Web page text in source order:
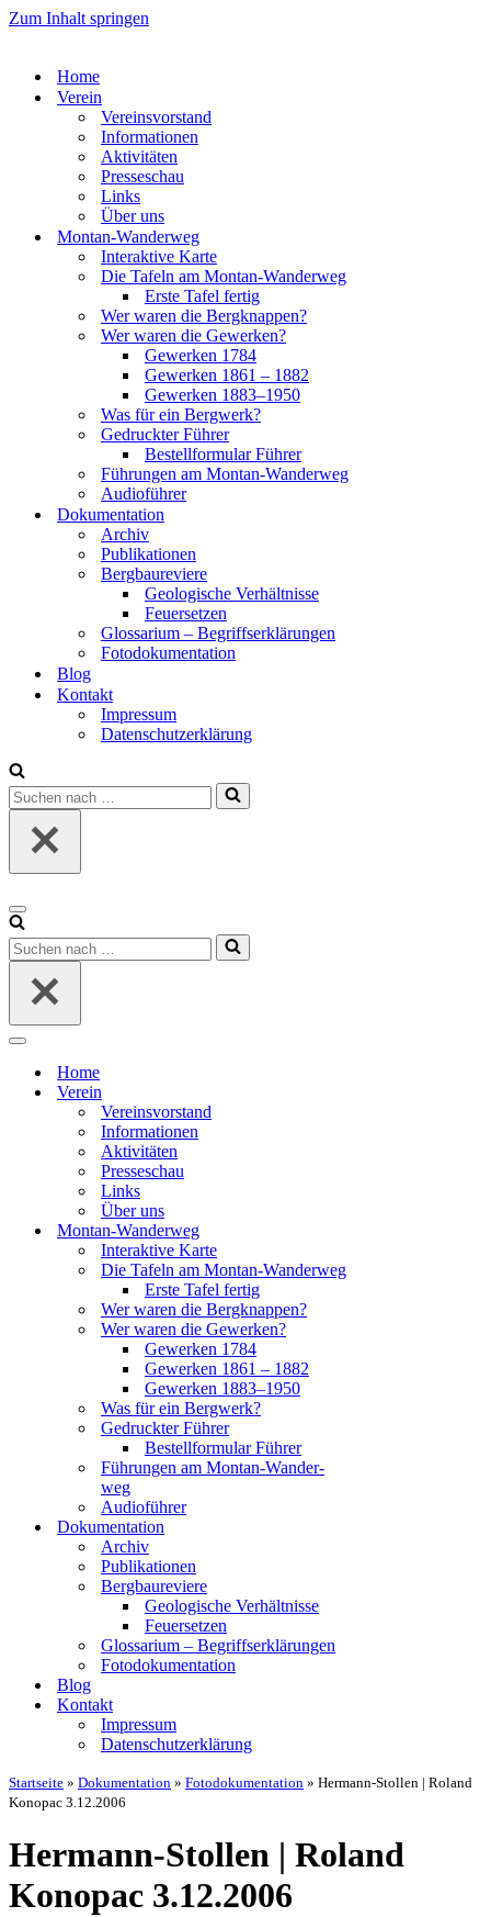
Zum Inhalt springen
Home
Ver­ein
Ver­eins­vor­stand
Infor­ma­tio­nen
Akti­vi­tä­ten
Pres­se­schau
Links
Über uns
Mon­­tan-Wan­­der­­weg
Inter­ak­ti­ve Kar­te
Die Tafeln am Mon­­tan-Wan­­der­­weg
Ers­te Tafel fer­tig
Wer waren die Berg­knap­pen?
Wer waren die Gewer­ken?
Gewer­ken 1784
Gewer­ken 1861 – 1882
Gewer­ken 1883–1950
Was für ein Berg­werk?
Gedruck­ter Füh­rer
Bestell­for­mu­lar Füh­rer
Füh­run­gen am Mon­­tan-Wan­­der­­weg
Audio­füh­rer
Doku­men­ta­ti­on
Archiv
Publi­ka­tio­nen
Berg­bau­re­vie­re
Geo­lo­gi­sche Ver­hält­nis­se
Feu­er­set­zen
Glos­sa­ri­um – Begriffs­er­klä­run­gen
Foto­do­ku­men­ta­ti­on
Blog
Kon­takt
Impres­sum
Daten­schutz­er­klä­rung
Suchen
nach …
Navigationsmenü
Suchen
nach …
Navigationsmenü
Home
Ver­ein
Ver­eins­vor­stand
Infor­ma­tio­nen
Akti­vi­tä­ten
Pres­se­schau
Links
Über uns
Mon­­tan-Wan­­der­­weg
Inter­ak­ti­ve Kar­te
Die Tafeln am Mon­­tan-Wan­­der­­weg
Ers­te Tafel fer­tig
Wer waren die Berg­knap­pen?
Wer waren die Gewer­ken?
Gewer­ken 1784
Gewer­ken 1861 – 1882
Gewer­ken 1883–1950
Was für ein Berg­werk?
Gedruck­ter Füh­rer
Bestell­for­mu­lar Füh­rer
Füh­run­gen am Mon­­tan-Wan­­der­­
weg
Audio­füh­rer
Doku­men­ta­ti­on
Archiv
Publi­ka­tio­nen
Berg­bau­re­vie­re
Geo­lo­gi­sche Ver­hält­nis­se
Feu­er­set­zen
Glos­sa­ri­um – Begriffs­er­klä­run­gen
Foto­do­ku­men­ta­ti­on
Blog
Kon­takt
Impres­sum
Daten­schutz­er­klä­rung
Startseite » Dokumentation » Fotodokumentation » Hermann-Stollen | Roland
Konopac 3.12.2006
Her­mann-Stol­len | Roland
Kono­pac 3.12.2006